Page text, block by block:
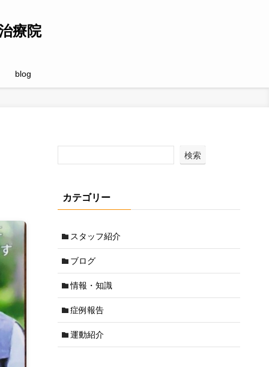
療院
blog
検索
カテゴリー
スタッフ紹介
ブログ
情報・知識
症例報告
運動紹介